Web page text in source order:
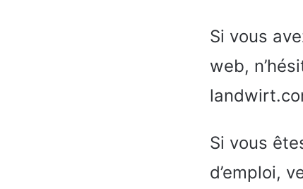
Si vous
web,
Si vous
d’emploi,